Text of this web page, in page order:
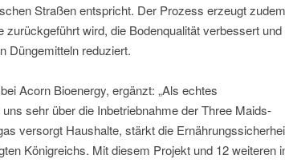
Straßen entspricht. Der Prozess erzeugt zudem
wird, die Bodenqualität verbessert und
Düngemitteln reduziert.
Acorn Bioenergy, ergänzt: „Als echtes
sehr über die Inbetriebnahme der Three Maids-
versorgt Haushalte, stärkt die
Königreichs. Mit diesem Projekt und 12 weiteren